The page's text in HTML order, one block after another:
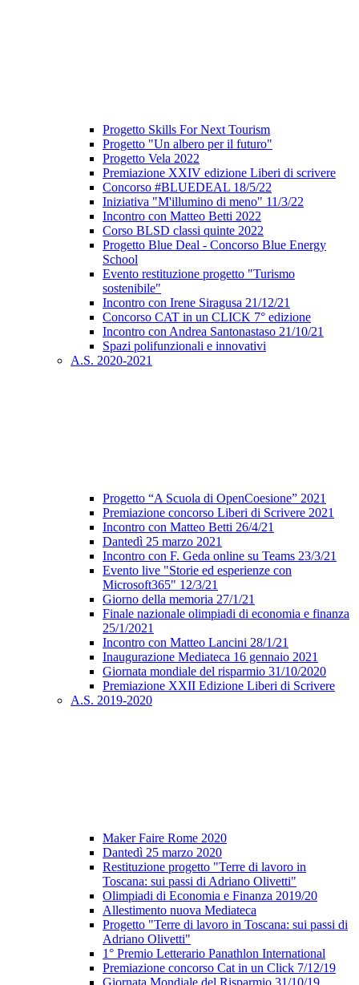
Progetto Skills For Next Tourism
Progetto "Un albero per il futuro"
Progetto Vela 2022
Premiazione XXIV edizione Liberi di scrivere
Concorso #BLUEDEAL 18/5/22
Iniziativa "M'illumino di meno" 11/3/22
Incontro con Matteo Betti 2022
Corso BLSD classi quinte 2022
Progetto Blue Deal - Concorso Blue Energy
School
Evento restituzione progetto "Turismo
sostenibile"
Incontro con Irene Siragusa 21/12/21
Concorso CAT in un CLICK 7° edizione
Incontro con Andrea Santonastaso 21/10/21
Spazi polifunzionali e innovativi
A.S. 2020-2021
Progetto “A Scuola di OpenCoesione” 2021
Premiazione concorso Liberi di Scrivere 2021
Incontro con Matteo Betti 26/4/21
Dantedì 25 marzo 2021
Incontro con F. Geda online su Teams 23/3/21
Evento live "Storie ed esperienze con
Microsoft365" 12/3/21
Giorno della memoria 27/1/21
Finale nazionale olimpiadi di economia e finanza
25/1/2021
Incontro con Matteo Lancini 28/1/21
Inaugurazione Mediateca 16 gennaio 2021
Giornata mondiale del risparmio 31/10/2020
Premiazione XXII Edizione Liberi di Scrivere
A.S. 2019-2020
Maker Faire Rome 2020
Dantedì 25 marzo 2020
Restituzione progetto "Terre di lavoro in
Toscana: sui passi di Adriano Olivetti"
Olimpiadi di Economia e Finanza 2019/20
Allestimento nuova Mediateca
Progetto "Terre di lavoro in Toscana: sui passi di
Adriano Olivetti"
1° Premio Letterario Panathlon International
Premiazione concorso Cat in un Click 7/12/19